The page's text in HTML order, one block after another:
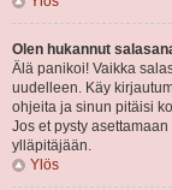
Olen hukannut
Älä panikoi! Vaikka
uudelleen. Käy
ohjeita ja sinun pitäisi
Jos et pysty
ylläpitäjään.
Ylös